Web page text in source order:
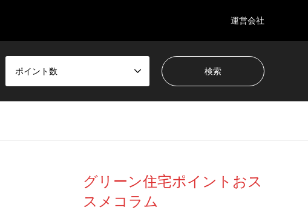
運営会社
ポイント数
グリーン住宅ポイントおス
スメコラム